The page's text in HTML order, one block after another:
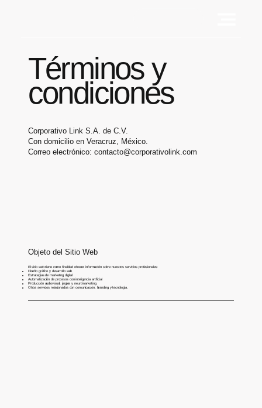
Términos y
condiciones
Corporativo Link S.A. de C.V.
Con domicilio en Veracruz, México.
Correo electrónico: contacto@corporativolink.com
Objeto del Sitio Web
El sitio web tiene como finalidad ofrecer información sobre nuestros servicios profesionales:
Diseño gráfico y desarrollo web
Estrategias de marketing digital
Automatización de procesos con inteligencia artificial
Producción audiovisual, jingles y neuromarketing
Otros servicios relacionados con comunicación, branding y tecnología.